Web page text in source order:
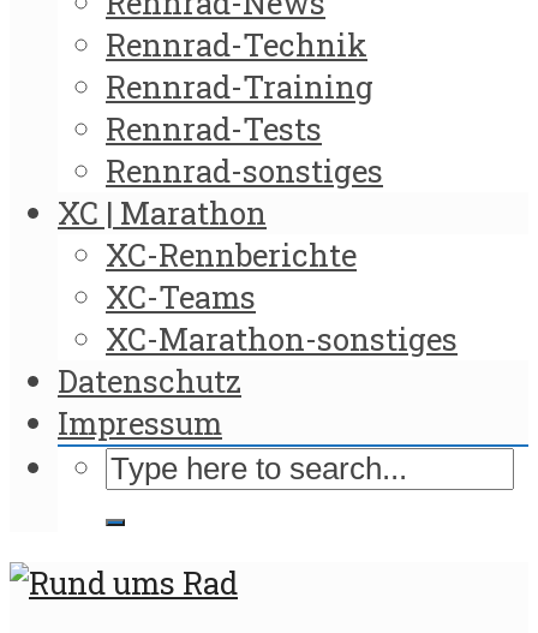
Rennrad-Technik
Rennrad-Training
Rennrad-Tests
Rennrad-sonstiges
XC | Marathon
XC-Rennberichte
XC-Teams
XC-Marathon-sonstiges
Datenschutz
Impressum